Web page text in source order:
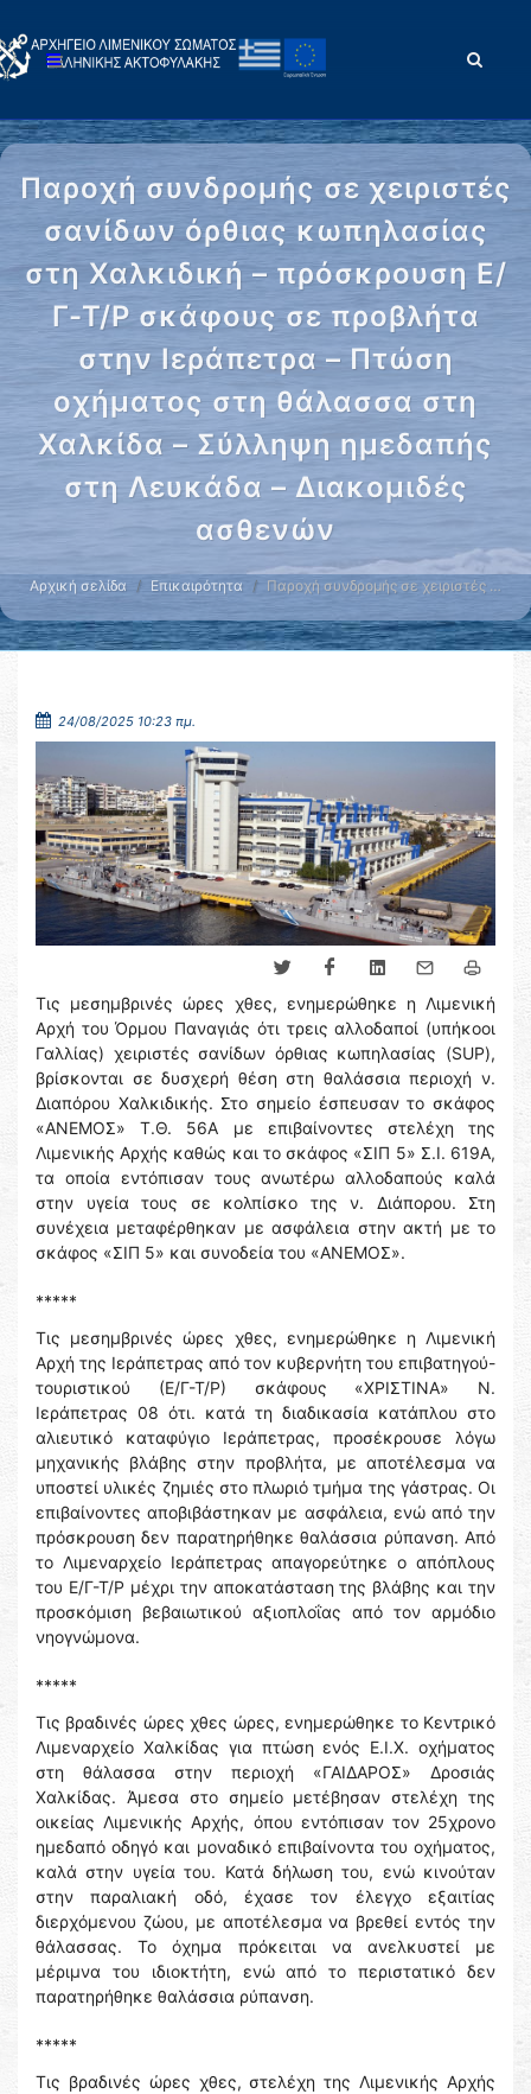
Παροχή συνδρομής σε χειριστές
σανίδων όρθιας κωπηλασίας
στη Χαλκιδική – πρόσκρουση Ε/
Γ-Τ/Ρ σκάφους σε προβλήτα
στην Ιεράπετρα – Πτώση
οχήματος στη θάλασσα στη
Χαλκίδα – Σύλληψη ημεδαπής
στη Λευκάδα – Διακομιδές
ασθενών
Αρχική σελίδα Επικαιρότητα Παροχή συνδρομής σε χειριστές …
24/08/2025 10:23 πμ.
Τις μεσημβρινές ώρες χθες, ενημερώθηκε η Λιμενική
Αρχή του Όρμου Παναγιάς ότι τρεις αλλοδαποί (υπήκοοι
Γαλλίας) χειριστές σανίδων όρθιας κωπηλασίας (SUP),
βρίσκονται σε δυσχερή θέση στη θαλάσσια περιοχή ν.
Διαπόρου Χαλκιδικής. Στο σημείο έσπευσαν το σκάφος
«ΑΝΕΜΟΣ» Τ.Θ. 56Α με επιβαίνοντες στελέχη της
Λιμενικής Αρχής καθώς και το σκάφος «ΣΙΠ 5» Σ.Ι. 619Α,
τα οποία εντόπισαν τους ανωτέρω αλλοδαπούς καλά
στην υγεία τους σε κολπίσκο της ν. Διάπορου. Στη
συνέχεια μεταφέρθηκαν με ασφάλεια στην ακτή με το
σκάφος «ΣΙΠ 5» και συνοδεία του «ΑΝΕΜΟΣ».
*****
Τις μεσημβρινές ώρες χθες, ενημερώθηκε η Λιμενική
Αρχή της Ιεράπετρας από τον κυβερνήτη του επιβατηγού-
τουριστικού (Ε/Γ-Τ/Ρ) σκάφους «ΧΡΙΣΤΙΝΑ» Ν.
Ιεράπετρας 08 ότι. κατά τη διαδικασία κατάπλου στο
αλιευτικό καταφύγιο Ιεράπετρας, προσέκρουσε λόγω
μηχανικής βλάβης στην προβλήτα, με αποτέλεσμα να
υποστεί υλικές ζημιές στο πλωριό τμήμα της γάστρας. Οι
επιβαίνοντες αποβιβάστηκαν με ασφάλεια, ενώ από την
πρόσκρουση δεν παρατηρήθηκε θαλάσσια ρύπανση. Από
το Λιμεναρχείο Ιεράπετρας απαγορεύτηκε ο απόπλους
του Ε/Γ-Τ/Ρ μέχρι την αποκατάσταση της βλάβης και την
προσκόμιση βεβαιωτικού αξιοπλοΐας από τον αρμόδιο
νηογνώμονα.
*****
Τις βραδινές ώρες χθες ώρες, ενημερώθηκε το Κεντρικό
Λιμεναρχείο Χαλκίδας για πτώση ενός Ε.Ι.Χ. οχήματος
στη θάλασσα στην περιοχή «ΓΑΙΔΑΡΟΣ» Δροσιάς
Χαλκίδας. Άμεσα στο σημείο μετέβησαν στελέχη της
οικείας Λιμενικής Αρχής, όπου εντόπισαν τον 25χρονο
ημεδαπό οδηγό και μοναδικό επιβαίνοντα του οχήματος,
καλά στην υγεία του. Κατά δήλωση του, ενώ κινούταν
στην παραλιακή οδό, έχασε τον έλεγχο εξαιτίας
διερχόμενου ζώου, με αποτέλεσμα να βρεθεί εντός την
θάλασσας. Το όχημα πρόκειται να ανελκυστεί με
μέριμνα του ιδιοκτήτη, ενώ από το περιστατικό δεν
παρατηρήθηκε θαλάσσια ρύπανση.
*****
Τις βραδινές ώρες χθες, στελέχη της Λιμενικής Αρχής